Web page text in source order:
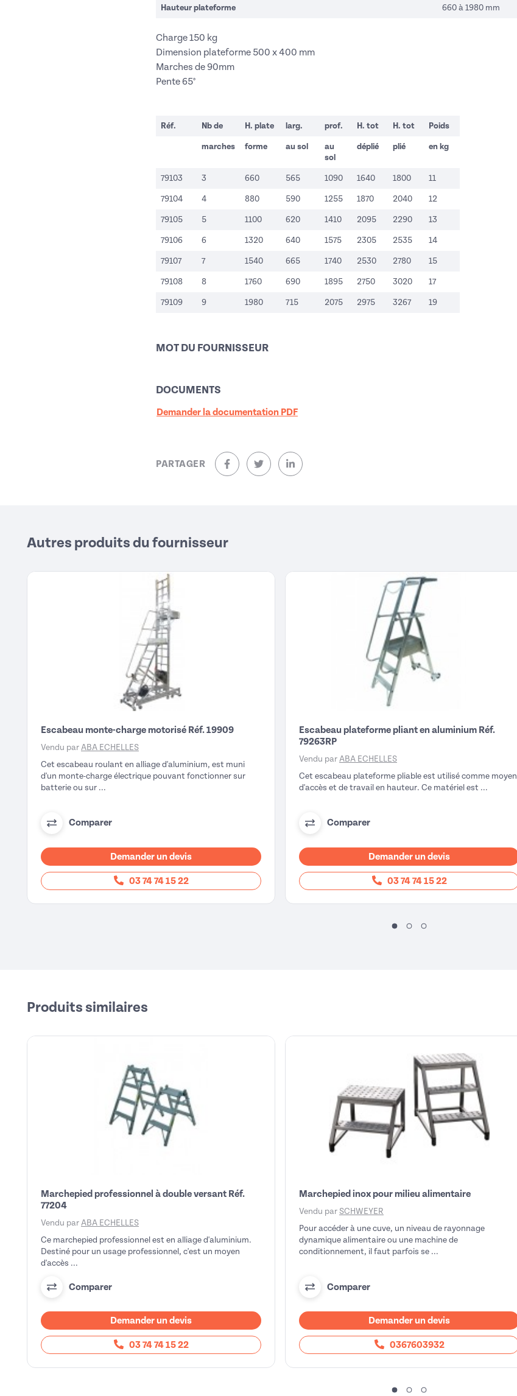
Hauteur plateforme 660 à 1980 mm
Charge 150 kg
Dimension plateforme 500 x 400 mm
Marches de 90mm
Pente 65°
Réf. Nb de H. plate larg. prof. H. tot H. tot Poids
marches forme au sol
au
sol
déplié plié en kg
79103 3 660 565 1090 1640 1800 11
79104 4 880 590 1255 1870 2040 12
79105 5 1100 620 1410 2095 2290 13
79106 6 1320 640 1575 2305 2535 14
79107 7 1540 665 1740 2530 2780 15
79108 8 1760 690 1895 2750 3020 17
79109 9 1980 715 2075 2975 3267 19
MOT DU FOURNISSEUR
DOCUMENTS
Demander la documentation PDF
PARTAGER
sur Facebook (nouvelle fenêtre)
sur Twitter (nouvelle fenêtre)
sur Linkedin (nouvelle fenêtre)
Autres produits du fournisseur
Escabeau monte-charge motorisé Réf. 19909
Vendu par ABA ECHELLES
Cet escabeau roulant en alliage d'aluminium, est muni
d'un monte-charge électrique pouvant fonctionner sur
batterie ou sur ...
Comparer
Demander un devis
03 74 74 15 22
Escabeau plateforme pliant en aluminium Réf.
79263RP
Vendu par ABA ECHELLES
Cet escabeau plateforme pliable est utilisé comme moyen
d'accès et de travail en hauteur. Ce matériel est ...
Comparer
Demander un devis
03 74 74 15 22
Produits similaires
Marchepied professionnel à double versant Réf.
77204
Vendu par ABA ECHELLES
Ce marchepied professionnel est en alliage d'aluminium.
Destiné pour un usage professionnel, c'est un moyen
d'accès ...
Comparer
Demander un devis
03 74 74 15 22
Marchepied inox pour milieu alimentaire
Vendu par SCHWEYER
Pour accéder à une cuve, un niveau de rayonnage
dynamique alimentaire ou une machine de
conditionnement, il faut parfois se ...
Comparer
Demander un devis
0367603932